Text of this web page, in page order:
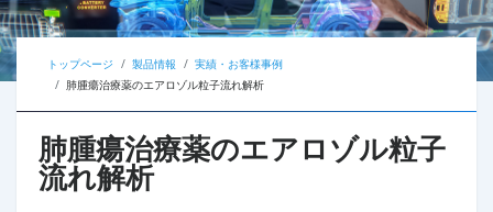
トップページ 製品情報
実績・お客様事例
肺腫瘍治療薬のエアロゾル粒子流れ解析
肺腫瘍治療薬のエアロゾル粒子
流れ解析